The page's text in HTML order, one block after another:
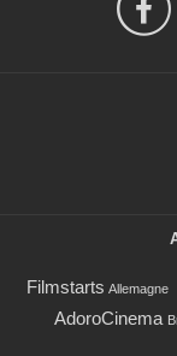
Filmstarts Allemagne
AdoroCinema